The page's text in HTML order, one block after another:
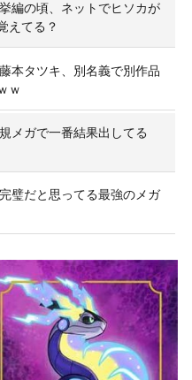
編の頃、ネットでヒソカが
えてる？
本タツキ、別名義で別作品
ｗ
メガで一番結果出してる
璧だと思ってる最強のメガ